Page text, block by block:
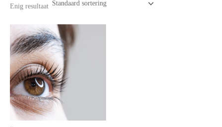
Enig resultaat